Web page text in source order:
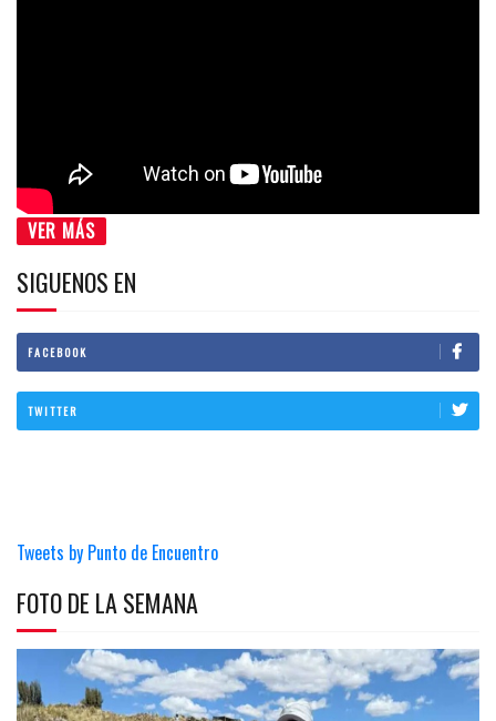
VER MÁS
SIGUENOS EN
FACEBOOK
TWITTER
Tweets by Punto de Encuentro
FOTO DE LA SEMANA